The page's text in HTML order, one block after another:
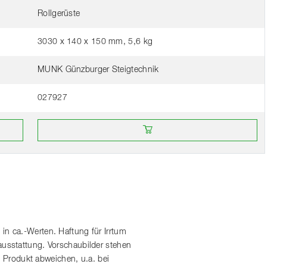
Rollgerüste
3030 x 140 x 150 mm, 5,6 kg
MUNK Günzburger Steigtechnik
027927
Online bei einem Händler kaufen
ca.-Werten. Haftung für Irrtum
Vorschaubilder stehen
abweichen, u.a. bei